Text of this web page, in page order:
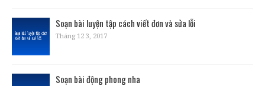
Soạn bài luyện tập cách viết đơn và sửa lỗi
Tháng 12 3, 2017
Soạn bài động phong nha